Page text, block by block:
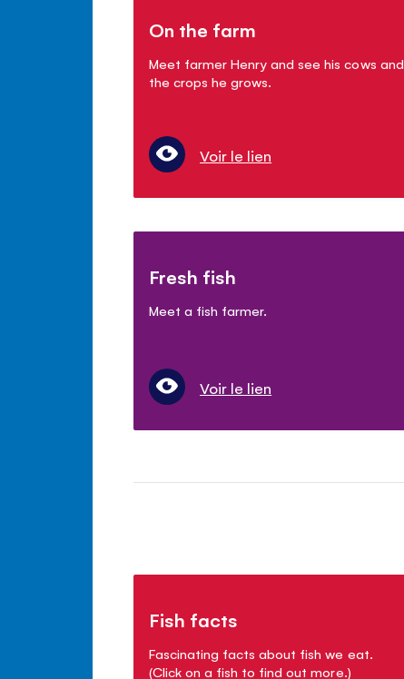
On the farm
Meet farmer Henry and see his cows and
the crops he grows.
Voir le lien
Fresh fish
Meet a fish farmer.
Voir le lien
Fish facts
Fascinating facts about fish we eat.
(Click on a fish to find out more.)